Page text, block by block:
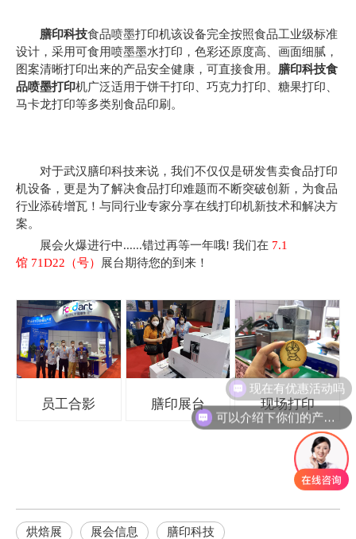
膳印科技食品喷墨打印机该设备完全按照食品工业级标准
设计，采用可食用喷墨墨水打印，色彩还原度高、画面细腻，
图案清晰打印出来的产品安全健康，可直接食用。 膳印科技食
品喷墨打印机广泛适用于饼干打印、巧克力打印、糖果打印、
马卡龙打印等多类别食品印刷。
对于武汉膳印科技来说，我们不仅仅是研发售卖食品打印
机设备，更是为了解决食品打印难题而不断突破创新，为食品
行业添砖增瓦！与同行业专家分享在线打印机新技术和解决方
案。
展会火爆进行中......错过再等一年哦! 我们在 7.1
馆 71D22（号） 展台期待您的到来！
员工合影 膳印展台 现场打印
烘焙展 展会信息 膳印科技
可以介绍下你们的产品么
现在有优惠活动吗